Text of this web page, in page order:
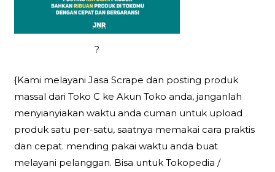
?
{Kami melayani Jasa Scrape dan posting produk
massal dari Toko C ke Akun Toko anda, janganlah
menyianyiakan waktu anda cuman untuk upload
produk satu per-satu, saatnya memakai cara praktis
dan cepat. mending pakai waktu anda buat
melayani pelanggan. Bisa untuk Tokopedia /